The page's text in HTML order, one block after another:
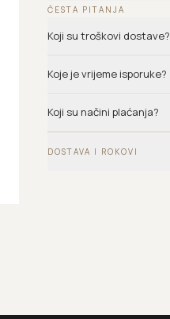
ČESTA PITANJA
Koji su troškovi dostave?
Koje je vrijeme isporuke?
Koji su načini plaćanja?
DOSTAVA I ROKOVI